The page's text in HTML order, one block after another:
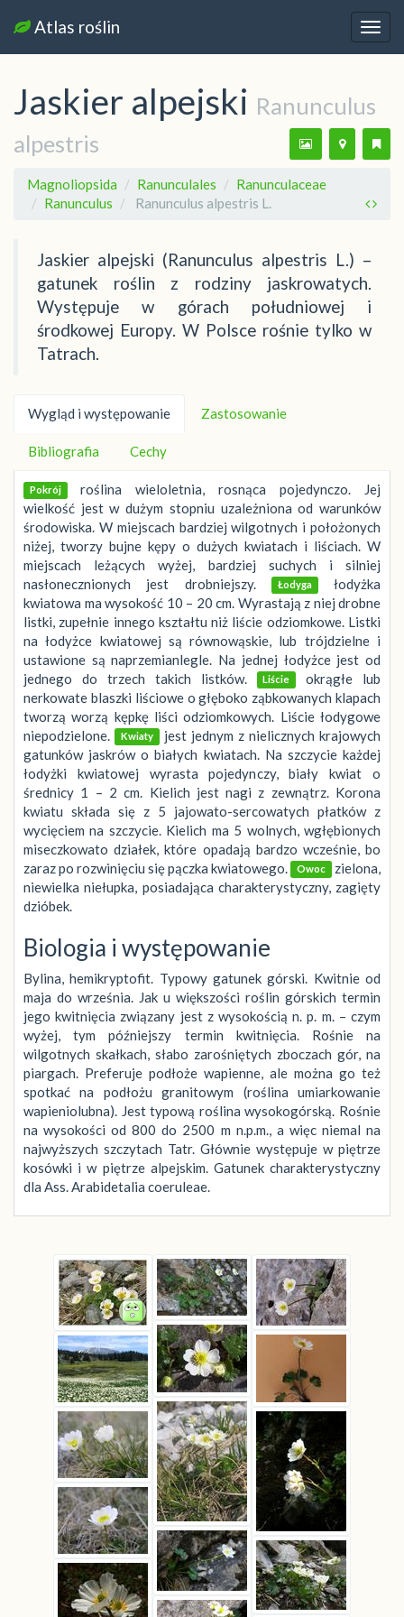
Atlas roślin
Jaskier alpejski Ranunculus
alpestris
Magnoliopsida Ranunculales
Ranunculaceae
Ranunculus
Ranunculus alpestris L.
Jaskier alpejski (Ranunculus alpestris L.) –
gatunek roślin z rodziny jaskrowatych.
Występuje w górach południowej i
środkowej Europy. W Polsce rośnie tylko w
Tatrach.
Wygląd i występowanie Zastosowanie
Bibliografia Cechy
Pokrój roślina wieloletnia, rosnąca pojedynczo. Jej
wielkość jest w dużym stopniu uzależniona od warunków
środowiska. W miejscach bardziej wilgotnych i położonych
niżej, tworzy bujne kępy o dużych kwiatach i liściach. W
miejscach leżących wyżej, bardziej suchych i silniej
nasłonecznionych jest drobniejszy. Łodyga łodyżka
kwiatowa ma wysokość 10 – 20 cm. Wyrastają z niej drobne
listki, zupełnie innego kształtu niż liście odziomkowe. Listki
na łodyżce kwiatowej są równowąskie, lub trójdzielne i
ustawione są naprzemianlegle. Na jednej łodyżce jest od
jednego do trzech takich listków.
Liście
okrągłe lub
nerkowate blaszki liściowe o głęboko ząbkowanych klapach
tworzą worzą kępkę liści odziomkowych. Liście łodygowe
niepodzielone.
Kwiaty jest jednym z nielicznych krajowych
gatunków jaskrów o białych kwiatach. Na szczycie każdej
łodyżki kwiatowej wyrasta pojedynczy, biały kwiat o
średnicy 1 – 2 cm. Kielich jest nagi z zewnątrz. Korona
kwiatu składa się z 5 jajowato-sercowatych płatków z
wycięciem na szczycie. Kielich ma 5 wolnych, wgłębionych
miseczkowato działek, które opadają bardzo wcześnie, bo
zaraz po rozwinięciu się pączka kwiatowego.
Owoc zielona,
niewielka niełupka, posiadająca charakterystyczny, zagięty
dzióbek.
Biologia i występowanie
Bylina, hemikryptofit. Typowy gatunek górski. Kwitnie od
maja do września. Jak u większości roślin górskich termin
jego kwitnięcia związany jest z wysokością n. p. m. – czym
wyżej, tym późniejszy termin kwitnięcia. Rośnie na
wilgotnych skałkach, słabo zarośniętych zboczach gór, na
piargach. Preferuje podłoże wapienne, ale można go też
spotkać na podłożu granitowym (roślina umiarkowanie
wapieniolubna). Jest typową roślina wysokogórską. Rośnie
na wysokości od 800 do 2500 m n.p.m., a więc niemal na
najwyższych szczytach Tatr. Głównie występuje w piętrze
kosówki i w piętrze alpejskim. Gatunek charakterystyczny
dla Ass. Arabidetalia coeruleae.